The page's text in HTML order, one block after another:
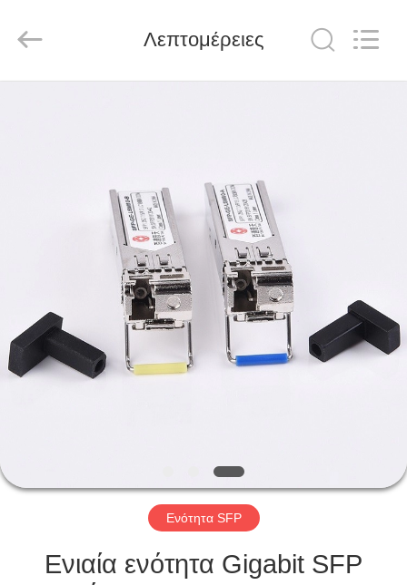
ΠΕΡΊΠΟΥ
ΕΡΓΟΣΤΑΣΊΩΝ
ΠΟΙΟΤΙΚΌΣ
ΜΑΣ
ΕΛΆΤΕ
ΕΠΑΦΉ
Ltd..
Λεπτομέρειες
Ενότητα SFP
Ενιαία ενότητα Gigabit SFP